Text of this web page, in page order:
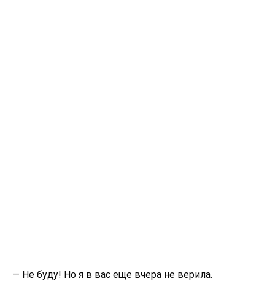
— Не буду! Но я в вас еще вчера не верила.